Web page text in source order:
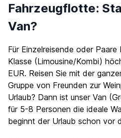
Fahrzeugflotte:
Van?
Für Einzelreisende oder
Klasse (Limousine/Kombi)
EUR. Reisen Sie mit der
Gruppe von Freunden zur
Urlaub? Dann ist unser Van
für 5-8 Personen die ideale
beginnt der Urlaub schon vor